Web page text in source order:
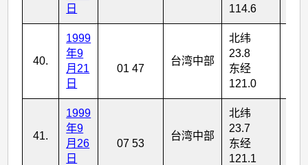
日
114.6
40.
1999
年9
月21
日
01 47
台湾中部
北纬
23.8
东经
121.0
41.
1999
年9
月26
日
07 53
台湾中部
北纬
23.7
东经
121.1